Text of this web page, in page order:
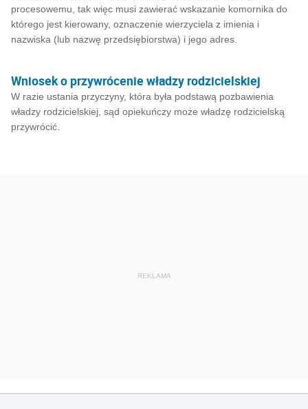
procesowemu, tak więc musi zawierać wskazanie komornika do
którego jest kierowany, oznaczenie wierzyciela z imienia i
nazwiska (lub nazwę przedsiębiorstwa) i jego adres.
Wniosek o przywrócenie władzy rodzicielskiej
W razie ustania przyczyny, która była podstawą pozbawienia
władzy rodzicielskiej, sąd opiekuńczy może władzę rodzicielską
przywrócić.
REKLAMA